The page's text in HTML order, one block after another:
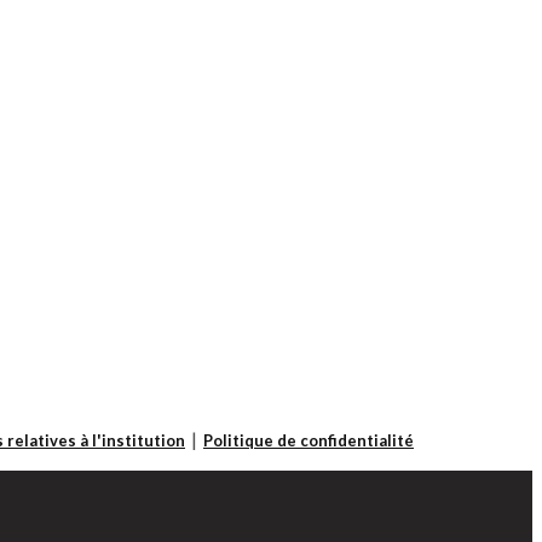
relatives à l'institution Politique de confidentialité